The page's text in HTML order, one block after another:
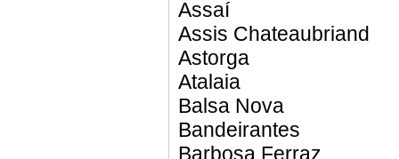
Assaí
Assis Chateaubriand
Astorga
Atalaia
Balsa Nova
Bandeirantes
Barbosa Ferraz